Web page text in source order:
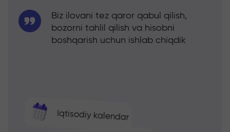
Iqtisodiy kalendar
Biz ilovani tez qaror qabul qilish,
bozorni tahlil qilish va hisobni
boshqarish uchun ishlab chiqdik